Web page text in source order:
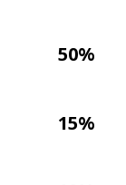
50%
15%